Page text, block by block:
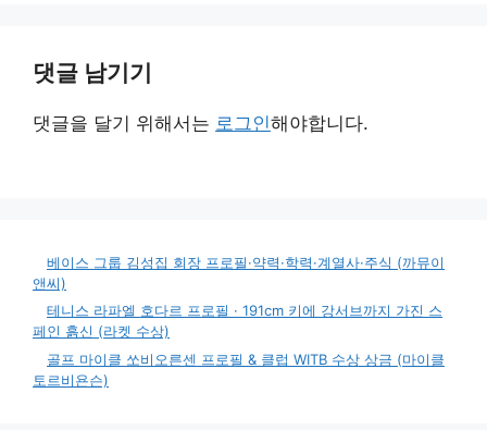
댓글 남기기
댓글을 달기 위해서는 로그인해야합니다.
베이스 그룹 김성집 회장 프로필·약력·학력·계열사·주식 (까뮤이
앤씨)
테니스 라파엘 호다르 프로필 · 191cm 키에 강서브까지 가진 스
페인 흙신 (라켓 수상)
골프 마이클 쏘비오른센 프로필 & 클럽 WITB 수상 상금 (마이클
토르비욘슨)